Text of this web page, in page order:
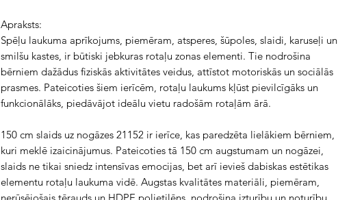
Apraksts:
Spēļu laukuma aprīkojums, piemēram, atsperes, šūpoles, slaidi, karuseļi un
smilšu kastes, ir būtiski jebkuras rotaļu zonas elementi. Tie nodrošina
bērniem dažādus fiziskās aktivitātes veidus, attīstot motoriskās un sociālās
prasmes. Pateicoties šiem ierīcēm, rotaļu laukums kļūst pievilcīgāks un
funkcionālāks, piedāvājot ideālu vietu radošām rotaļām ārā.
150 cm slaids uz nogāzes 21152 ir ierīce, kas paredzēta lielākiem bērniem,
kuri meklē izaicinājumus. Pateicoties tā 150 cm augstumam un nogāzei,
slaids ne tikai sniedz intensīvas emocijas, bet arī ievieš dabiskas estētikas
elementu rotaļu laukuma vidē. Augstas kvalitātes materiāli, piemēram,